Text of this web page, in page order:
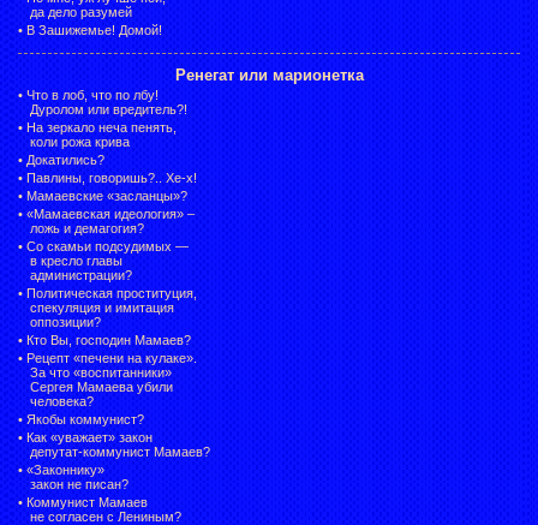
да дело разумей
• В Зашижемье! Домой!
Ренегат или марионетка
• Что в лоб, что по лбу!
Дуролом или вредитель?!
• На зеркало неча пенять,
коли рожа крива
• Докатились?
• Павлины, говоришь?.. Хе-х!
• Мамаевские «засланцы»?
• «Мамаевская идеология» –
ложь и демагогия?
• Со скамьи подсудимых —
в кресло главы
администрации?
• Политическая проституция,
спекуляция и имитация
оппозиции?
• Кто Вы, господин Мамаев?
• Рецепт «печени на кулаке».
За что «воспитанники»
Сергея Мамаева убили
человека?
• Якобы коммунист?
• Как «уважает» закон
депутат-коммунист Мамаев?
• «Законнику»
закон не писан?
• Коммунист Мамаев
не согласен с Лениным?